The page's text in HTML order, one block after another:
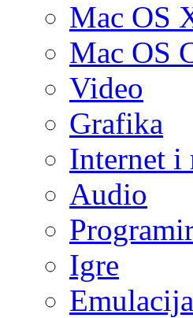
Mac OS
Mac OS
Video
Grafika
Internet i
Audio
Igre